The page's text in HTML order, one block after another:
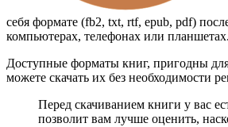
себя формате (fb2, txt, rtf, epub, pdf)
компьютерах, телефонах или
Доступные форматы книг, пригодны
можете скачать их без необходимости
Перед скачиванием книги у вас
позволит вам лучше оценить,